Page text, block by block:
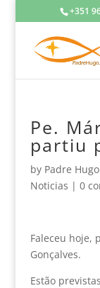
+351
Pe.
partiu
by Padre
Noticias | 0
Faleceu hoje,
Gonçalves.
Estão